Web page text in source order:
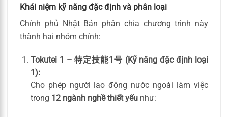
Khái niệm kỹ năng đặc định và phân loại
Chính phủ Nhật Bản phân chia chương trình này
thành hai nhóm chính:
Tokutei 1 – 特定技能1号 (Kỹ năng đặc định loại
1):
Cho phép người lao động nước ngoài làm việc
trong 12 ngành nghề thiết yếunhư: